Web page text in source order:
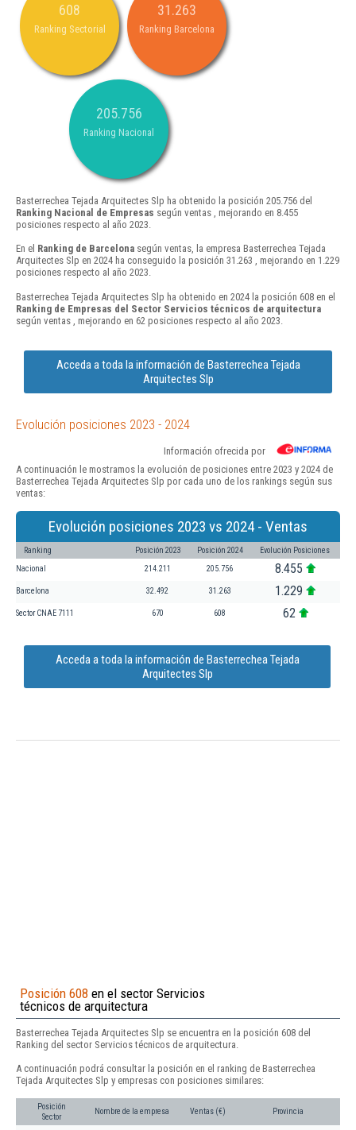
608
Ranking Sectorial
31.263
Ranking Barcelona
205.756
Ranking Nacional
Basterrechea Tejada Arquitectes Slp ha obtenido la posición 205.756 del
Ranking Nacional de Empresas según ventas , mejorando en 8.455
posiciones respecto al año 2023.
En el Ranking de Barcelona según ventas, la empresa Basterrechea Tejada
Arquitectes Slp en 2024 ha conseguido la posición 31.263 , mejorando en 1.229
posiciones respecto al año 2023.
Basterrechea Tejada Arquitectes Slp ha obtenido en 2024 la posición 608 en el
Ranking de Empresas del Sector Servicios técnicos de arquitectura
según ventas , mejorando en 62 posiciones respecto al año 2023.
Acceda a toda la información de Basterrechea Tejada
Arquitectes Slp
Evolución posiciones 2023 - 2024
Información ofrecida por
A continuación le mostramos la evolución de posiciones entre 2023 y 2024 de
Basterrechea Tejada Arquitectes Slp por cada uno de los rankings según sus
ventas:
Evolución posiciones 2023 vs 2024 - Ventas
Ranking Posición 2023 Posición 2024 Evolución Posiciones
Nacional 214.211 205.756 8.455
Barcelona 32.492 31.263 1.229
Sector CNAE 7111 670 608 62
Acceda a toda la información de Basterrechea Tejada
Arquitectes Slp
Posición 608 en el sector Servicios
técnicos de arquitectura
Basterrechea Tejada Arquitectes Slp se encuentra en la posición 608 del
Ranking del sector Servicios técnicos de arquitectura.
A continuación podrá consultar la posición en el ranking de Basterrechea
Tejada Arquitectes Slp y empresas con posiciones similares:
Posición
Sector
Nombre de la empresa Ventas (€) Provincia